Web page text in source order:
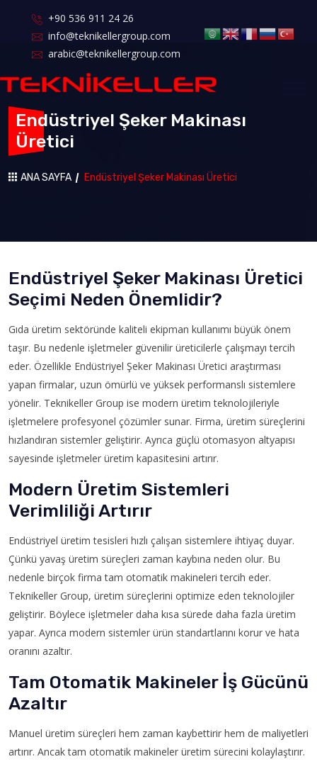
+90 536 911 24 26
info@teknikellergroup.com
arabic@teknikellergroup.com
Endüstriyel Şeker Makinası
Üretici
ANA SAYFA Endüstriyel Şeker Makinası Üretici
Endüstriyel Şeker Makinası Üretici
Seçimi Neden Önemlidir?
Gıda üretim sektöründe kaliteli ekipman kullanımı büyük önem
taşır. Bu nedenle işletmeler güvenilir üreticilerle çalışmayı tercih
eder. Özellikle Endüstriyel Şeker Makinası Üretici araştırması
yapan firmalar, uzun ömürlü ve yüksek performanslı sistemlere
yönelir. Teknikeller Group ise modern üretim teknolojileriyle
işletmelere profesyonel çözümler sunar. Firma, üretim süreçlerini
hızlandıran sistemler geliştirir. Ayrıca güçlü otomasyon altyapısı
sayesinde işletmeler üretim kapasitesini artırır.
Modern Üretim Sistemleri
Verimliliği Artırır
Endüstriyel üretim tesisleri hızlı çalışan sistemlere ihtiyaç duyar.
Çünkü yavaş üretim süreçleri zaman kaybına neden olur. Bu
nedenle birçok firma tam otomatik makineleri tercih eder.
Teknikeller Group, üretim süreçlerini optimize eden teknolojiler
geliştirir. Böylece işletmeler daha kısa sürede daha fazla üretim
yapar. Ayrıca modern sistemler ürün standartlarını korur ve hata
oranını azaltır.
Tam Otomatik Makineler İş Gücünü
Azaltır
Manuel üretim süreçleri hem zaman kaybettirir hem de maliyetleri
artırır. Ancak tam otomatik makineler üretim sürecini kolaylaştırır.